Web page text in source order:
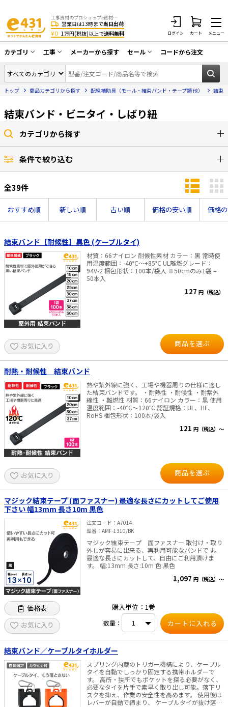
工事資材のプロショップe資材 CATV・アンテナ・防犯・光・LAN・電気・空調工事など
営業日は13時まで当日出荷
¥0 1万円(税抜)以上で送料無料 ログイン カート メニュー
カテゴリ
同軸ケーブル／テレビ用接栓／関連工具
アンテナ・取付金具・ブースター／CATV
配線補助具（モール・結束バンド・テー
プ類 他）
防犯工事関連
電話線／コネクタ／アダプタ
光ファイバー・融着接続機関連
LANケーブル・コネクタ・関連資材/機器
エアコン・換気扇・空調資材
太陽光発電ケーブル・コネクタ・関連資
材/機器
電源ケーブル／コネクタ／分電盤／ブレ
照明・照明器具
電源タップ・延長コード
スイッチ・コンセント（配線器具）
PF管/FEP管/CD管/情報線保護管
ボックス・ビニル電線管付属品・引き込
みカバー
工具関連
EV充電設備工事関連
感染症関連
その他
e431オリジナル
暑さ対策
販売終了品
工事
CATV・アンテナ工事
光工事・FTTH工事
エアコン・換気扇工事
防犯カメラ工事
LAN配線工事
EV充電設備工事
照明設置工事
太陽光発電工事
ホテル・病院向け
メーカーから探す セール
在庫一掃セール
コードから注文
トップ 商品カテゴリから探す 配線補助具（モール・結束バンド・テープ類 他） 結束
結束バンド・ビニタイ・しばり紐
カテゴリから探す
条件で絞り込む
全39件
おすすめ順 新しい順 古い順 価格の安い順 価格
結束バンド【耐候性】黒色 (ケーブルタイ)
材質：66ナイロン 耐候性素材 カラー：黒 常時使
用温度範囲：-40℃～+85℃ UL離燃グレード：
94V-2 梱包形状：100本/袋入 ※50cmのみ1袋 =
50本入
127 円（税込）
お気に入り 商品を選ぶ
耐熱・耐候性 結束バンド
熱や紫外線に強く、工場や機器周りの仕様に適し
た結束バンドです。 ・耐熱性 ・耐候性 ・耐紫外
線性 ・難燃性 材質：66ナイロン カラー：黒 使用
温度範囲：-40℃～120℃ 認証規格：UL、HF、
RoHS 梱包形状：100本/袋入
121 円（税込）～
お気に入り 商品を選ぶ
マジック結束テープ (面ファスナー) 最適な長さにカットしてご使用
下さい 幅13mm 長さ10m 黒色
注文コード
A7014
型番
AMF-1310/BK
マジック結束テープ 面ファスナー 取付け・取り
外しが容易に出来る、再利用可能なバンドです。
最適な長さにカットして、自由にご利用頂けま
す。 幅:13mm 長さ:10m 色:黒色
1,097 円（税込）～
価格表
お気に入り
購入単位：1巻
数量：
結束バンド／ケーブルタイホルダー
スプリング内蔵のトリガー機構により、ケーブル
タイを自動でしっかり固定する携帯ホルダーで
す。 高所・狭所でもポケットを探る必要がなく、
必要なタイを片手で素早く取り出し可能。落下リ
スクを抑え、作業の安全性を高めます。 使用後は
レバーが自動で締まり、 ケーブルタイが抜け落ち